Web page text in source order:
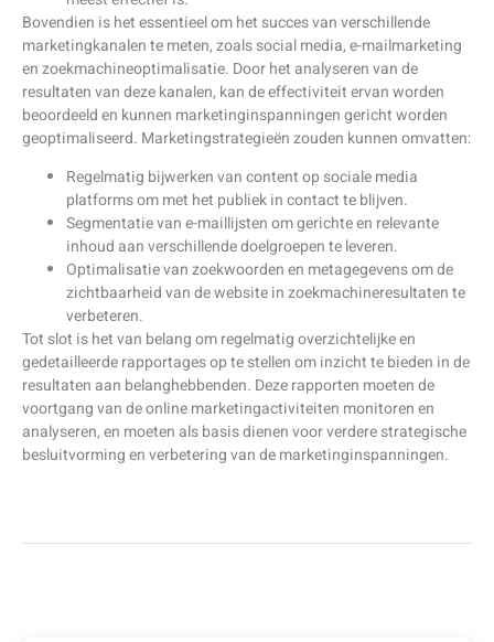
Bovendien is het essentieel om het succes van verschillende
marketingkanalen te meten, zoals social media, e-mailmarketing
en zoekmachineoptimalisatie. Door het analyseren van de
resultaten van deze kanalen, kan de effectiviteit ervan worden
beoordeeld en kunnen marketinginspanningen gericht worden
geoptimaliseerd. Marketingstrategieën zouden kunnen omvatten:
Regelmatig bijwerken van content op sociale media
platforms om met het publiek in contact te blijven.
Segmentatie van e-maillijsten om gerichte en relevante
inhoud aan verschillende doelgroepen te leveren.
Optimalisatie van zoekwoorden en metagegevens om de
zichtbaarheid van de website in zoekmachineresultaten te
verbeteren.
Tot slot is het van belang om regelmatig overzichtelijke en
gedetailleerde rapportages op te stellen om inzicht te bieden in de
resultaten aan belanghebbenden. Deze rapporten moeten de
voortgang van de online marketingactiviteiten monitoren en
analyseren, en moeten als basis dienen voor verdere strategische
besluitvorming en verbetering van de marketinginspanningen.